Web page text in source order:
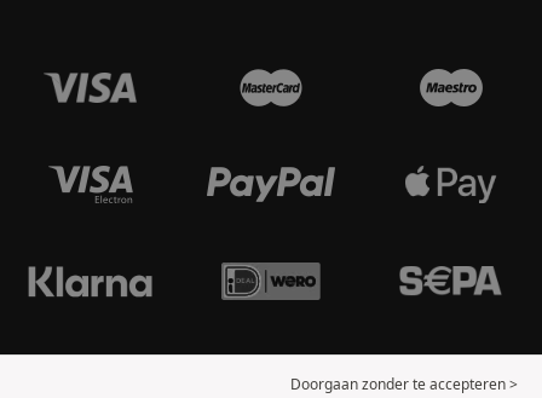
Doorgaan zonder te accepteren >